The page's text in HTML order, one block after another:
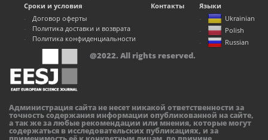
Сроки и условия
Договор оферты
Политика доставки и возврата
Политика конфиденциальности
Контакты
Языки
Ukrainian
Polish
Russian
@2022. All rights reserved.
Администрация сайта не несет никакой ответственности за
точность содержания информации опубликованной на сайте,
а так же за любые рекомендации или мнения, которые могут
содержаться в исследовательских публикациях, и за